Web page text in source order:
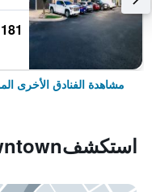
181 ﷼
مشاهدة الفنادق الأخرى
استكشفDowntown, تولسا